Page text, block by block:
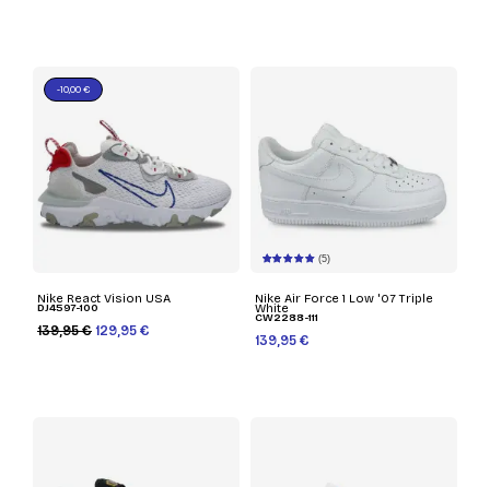
Nike React Vision USA
DJ4597-100
139,95 € 129,95 €
-10,00 €
(5)
Nike Air Force 1 Low '07 Triple
White
CW2288-111
139,95 €